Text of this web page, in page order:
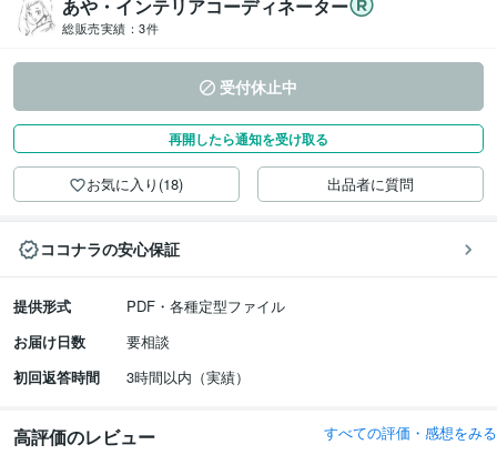
あや・インテリアコーディネーター
総販売実績： 3件
受付休止中
再開したら通知を受け取る
お気に入り(18) 出品者に質問
ココナラの安心保証
提供形式
PDF・各種定型ファイル
お届け日数
要相談
初回返答時間
3時間以内（実績）
高評価のレビュー すべての評価・感想をみる